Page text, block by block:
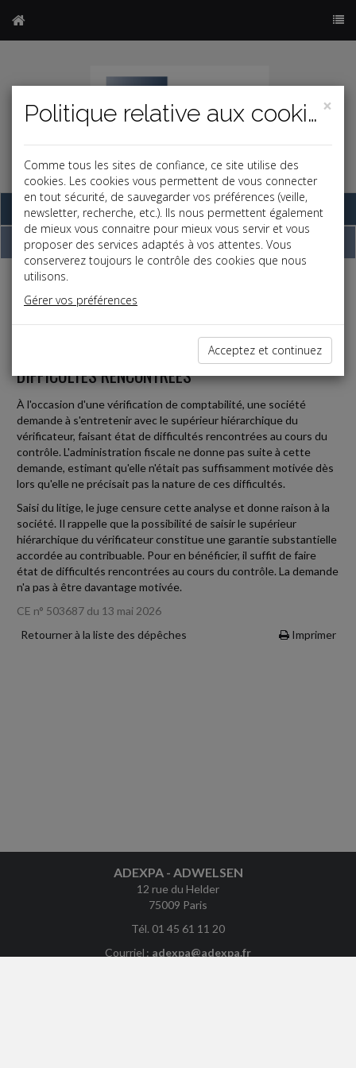
Base documentaire
Dépêches
Fiscal TPE
Date: 2026-07-07
CONTRÔLE FISCAL : INUTILE DE DÉTAILLER LES
DIFFICULTÉS RENCONTRÉES
À l'occasion d'une vérification de comptabilité, une société
demande à s'entretenir avec le supérieur hiérarchique du
vérificateur, faisant état de difficultés rencontrées au cours du
contrôle. L'administration fiscale ne donne pas suite à cette
demande, estimant qu'elle n'était pas suffisamment motivée dès
lors qu'elle ne précisait pas la nature de ces difficultés.
Saisi du litige, le juge censure cette analyse et donne raison à la
société. Il rappelle que la possibilité de saisir le supérieur
hiérarchique du vérificateur constitue une garantie substantielle
accordée au contribuable. Pour en bénéficier, il suffit de faire
état de difficultés rencontrées au cours du contrôle. La demande
n'a pas à être davantage motivée.
CE n° 503687 du 13 mai 2026
Retourner à la liste des dépêches
Imprimer
ADEXPA - ADWELSEN
12 rue du Helder
75009 Paris
Tél. 01 45 61 11 20
Courriel : adexpa@adexpa.fr
×
Politique relative aux cookies
Comme tous les sites de confiance, ce site utilise des
cookies. Les cookies vous permettent de vous connecter
en tout sécurité, de sauvegarder vos préférences (veille,
newsletter, recherche, etc.). Ils nous permettent également
de mieux vous connaitre pour mieux vous servir et vous
proposer des services adaptés à vos attentes. Vous
conserverez toujours le contrôle des cookies que nous
utilisons.
Gérer vos préférences
Acceptez et continuez